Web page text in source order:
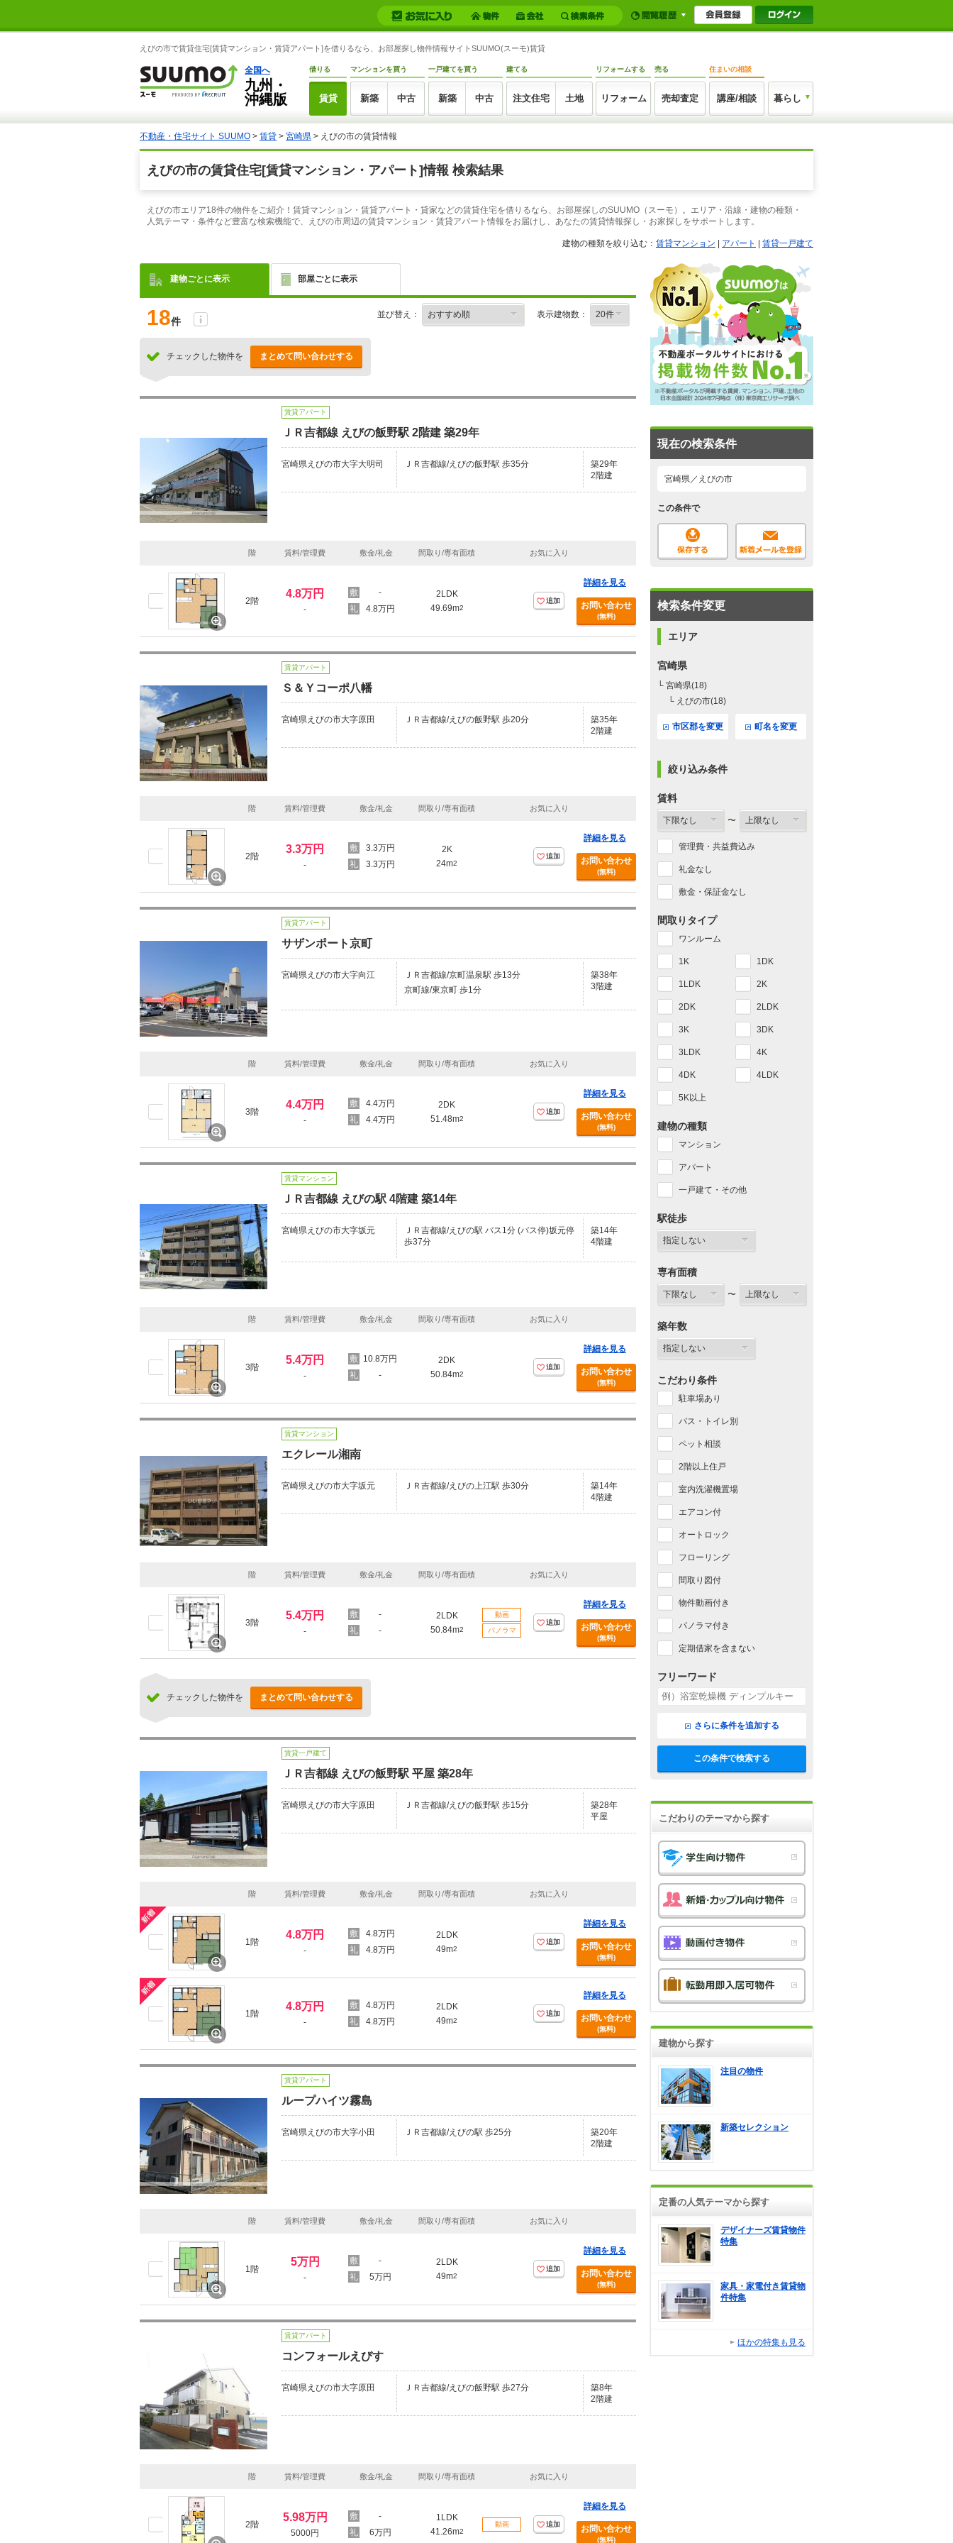
えびの市で賃貸住宅[賃貸マンション・賃貸アパート]を借りるなら、お部屋探し物件情報サイトSUUMO(スーモ)賃貸
全国へ
九州・
沖縄版
借りる
賃貸
マンションを買う
新築 中古
一戸建てを買う
新築 中古
建てる
注文住宅 土地
リフォームする
リフォーム
売る
売却査定
住まいの相談
講座/相談 暮らし
不動産・住宅サイト SUUMO > 賃貸 > 宮崎県 > えびの市の賃貸情報
えびの市の賃貸住宅[賃貸マンション・アパート]情報 検索結果
えびの市エリア18件の物件をご紹介！賃貸マンション・賃貸アパート・貸家などの賃貸住宅を借りるなら、お部屋探しのSUUMO（スーモ）。エリア・沿線・建物の種類・
人気テーマ・条件など豊富な検索機能で、えびの市周辺の賃貸マンション・賃貸アパート情報をお届けし、あなたの賃貸情報探し・お家探しをサポートします。
建物の種類を絞り込む： 賃貸マンション アパート 賃貸一戸建て
建物ごとに表示 部屋ごとに表示
18件
並び替え： 表示建物数：
チェックした物件を まとめて問い合わせする
賃貸アパート
ＪＲ吉都線 えびの飯野駅 2階建 築29年
宮崎県えびの市大字大明司 ＪＲ吉都線/えびの飯野駅 歩35分
築29年
2階建
階 賃料/管理費 敷金/礼金 間取り/専有面積 お気に入り
2階
4.8万円
-
-
4.8万円
2LDK
49.69m2
追加
詳細を見る
お問い合わせ
(無料)
賃貸アパート
Ｓ＆Ｙコーポ八幡
宮崎県えびの市大字原田 ＪＲ吉都線/えびの飯野駅 歩20分
築35年
2階建
階 賃料/管理費 敷金/礼金 間取り/専有面積 お気に入り
2階
3.3万円
-
3.3万円
3.3万円
2K
24m2
追加
詳細を見る
お問い合わせ
(無料)
賃貸アパート
サザンポート京町
宮崎県えびの市大字向江
ＪＲ吉都線/京町温泉駅 歩13分
京町線/東京町 歩1分
築38年
3階建
階 賃料/管理費 敷金/礼金 間取り/専有面積 お気に入り
3階
4.4万円
-
4.4万円
4.4万円
2DK
51.48m2
追加
詳細を見る
お問い合わせ
(無料)
賃貸マンション
ＪＲ吉都線 えびの駅 4階建 築14年
宮崎県えびの市大字坂元
ＪＲ吉都線/えびの駅 バス1分 (バス停)坂元停
歩37分
築14年
4階建
階 賃料/管理費 敷金/礼金 間取り/専有面積 お気に入り
3階
5.4万円
-
10.8万円
-
2DK
50.84m2
追加
詳細を見る
お問い合わせ
(無料)
賃貸マンション
エクレール湘南
宮崎県えびの市大字坂元 ＪＲ吉都線/えびの上江駅 歩30分
築14年
4階建
階 賃料/管理費 敷金/礼金 間取り/専有面積 お気に入り
3階
5.4万円
-
-
-
2LDK
50.84m2
動画
パノラマ
追加
詳細を見る
お問い合わせ
(無料)
チェックした物件を まとめて問い合わせする
賃貸一戸建て
ＪＲ吉都線 えびの飯野駅 平屋 築28年
宮崎県えびの市大字原田 ＪＲ吉都線/えびの飯野駅 歩15分
築28年
平屋
階 賃料/管理費 敷金/礼金 間取り/専有面積 お気に入り
1階
4.8万円
-
4.8万円
4.8万円
2LDK
49m2
追加
詳細を見る
お問い合わせ
(無料)
1階
4.8万円
-
4.8万円
4.8万円
2LDK
49m2
追加
詳細を見る
お問い合わせ
(無料)
賃貸アパート
ループハイツ霧島
宮崎県えびの市大字小田 ＪＲ吉都線/えびの駅 歩25分
築20年
2階建
階 賃料/管理費 敷金/礼金 間取り/専有面積 お気に入り
1階
5万円
-
-
5万円
2LDK
49m2
追加
詳細を見る
お問い合わせ
(無料)
賃貸アパート
コンフォールえびす
宮崎県えびの市大字原田 ＪＲ吉都線/えびの飯野駅 歩27分
築8年
2階建
階 賃料/管理費 敷金/礼金 間取り/専有面積 お気に入り
2階
5.98万円
5000円
-
6万円
1LDK
41.26m2
動画 追加
詳細を見る
お問い合わせ
(無料)
現在の検索条件
宮崎県／えびの市
この条件で
検索条件変更
エリア
宮崎県
└ 宮崎県(18)
└ えびの市(18)
市区郡を変更 町名を変更
絞り込み条件
賃料
〜
管理費・共益費込み
礼金なし
敷金・保証金なし
間取りタイプ
ワンルーム
1K 1DK
1LDK 2K
2DK 2LDK
3K 3DK
3LDK 4K
4DK 4LDK
5K以上
建物の種類
マンション
アパート
一戸建て・その他
駅徒歩
専有面積
〜
築年数
こだわり条件
駐車場あり
バス・トイレ別
ペット相談
2階以上住戸
室内洗濯機置場
エアコン付
オートロック
フローリング
間取り図付
物件動画付き
パノラマ付き
定期借家を含まない
フリーワード
さらに条件を追加する
この条件で検索する
こだわりのテーマから探す
建物から探す
注目の物件
新築セレクション
定番の人気テーマから探す
デザイナーズ賃貸物件
特集
家具・家電付き賃貸物
件特集
ほかの特集も見る